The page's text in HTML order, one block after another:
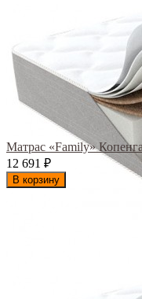
Матрас «Family»
12 691
₽
В корзину